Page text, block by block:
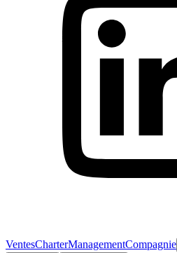
VentesCharterManagementCompagnie